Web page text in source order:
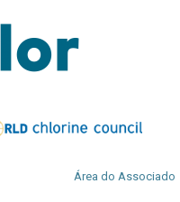
Área do Associado